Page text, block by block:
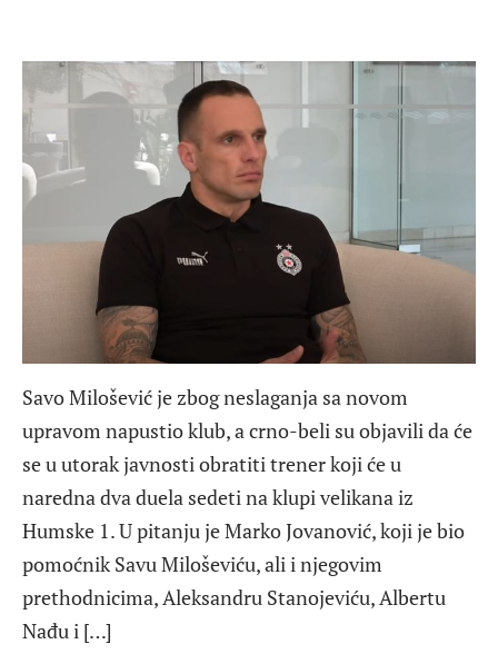
Savo Milošević je zbog neslaganja sa novom
upravom napustio klub, a crno-beli su objavili da će
se u utorak javnosti obratiti trener koji će u
naredna dva duela sedeti na klupi velikana iz
Humske 1. U pitanju je Marko Jovanović, koji je bio
pomoćnik Savu Miloševiću, ali i njegovim
prethodnicima, Aleksandru Stanojeviću, Albertu
Nađu i […]